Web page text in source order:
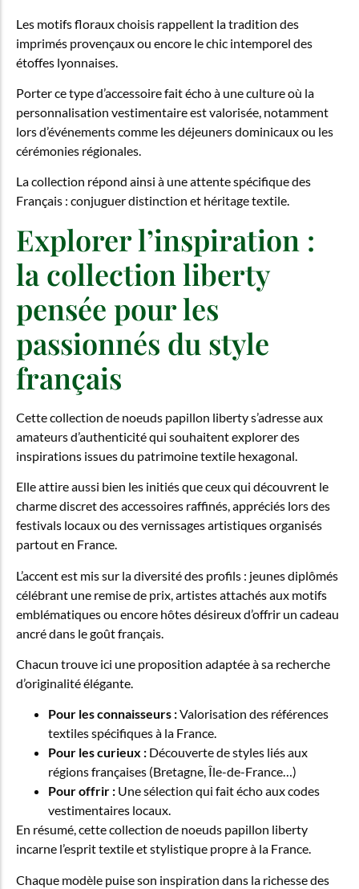
Les motifs floraux choisis rappellent la tradition des
imprimés provençaux ou encore le chic intemporel des
étoffes lyonnaises.
Porter ce type d’accessoire fait écho à une culture où la
personnalisation vestimentaire est valorisée, notamment
lors d’événements comme les déjeuners dominicaux ou les
cérémonies régionales.
La collection répond ainsi à une attente spécifique des
Français : conjuguer distinction et héritage textile.
Explorer l’inspiration :
la collection liberty
pensée pour les
passionnés du style
français
Cette collection de noeuds papillon liberty s’adresse aux
amateurs d’authenticité qui souhaitent explorer des
inspirations issues du patrimoine textile hexagonal.
Elle attire aussi bien les initiés que ceux qui découvrent le
charme discret des accessoires raffinés, appréciés lors des
festivals locaux ou des vernissages artistiques organisés
partout en France.
L’accent est mis sur la diversité des profils : jeunes diplômés
célébrant une remise de prix, artistes attachés aux motifs
emblématiques ou encore hôtes désireux d’offrir un cadeau
ancré dans le goût français.
Chacun trouve ici une proposition adaptée à sa recherche
d’originalité élégante.
Pour les connaisseurs :Valorisation des références
textiles spécifiques à la France.
Pour les curieux : Découverte de styles liés aux
régions françaises (Bretagne, Île-de-France…)
Pour offrir : Une sélection qui fait écho aux codes
vestimentaires locaux.
En résumé, cette collection de noeuds papillon liberty
incarne l’esprit textile et stylistique propre à la France.
Chaque modèle puise son inspiration dans la richesse des